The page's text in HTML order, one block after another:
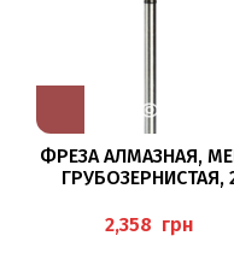
ФРЕЗА АЛМАЗНАЯ,
ГРУБОЗЕРНИСТАЯ,
DT4880/085
BUSCH
грн